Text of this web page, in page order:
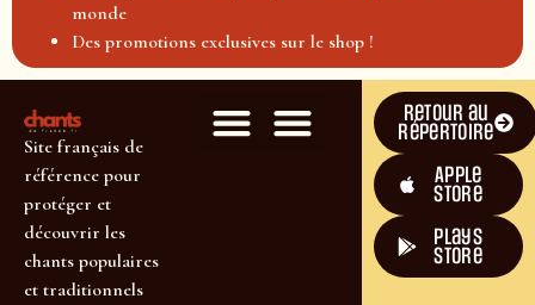
monde
Des promotions exclusives sur le shop !
Site français de
référence pour
protéger et
découvrir les
chants populaires
et traditionnels
Retour au
répertoire
Apple
Store
plays
store